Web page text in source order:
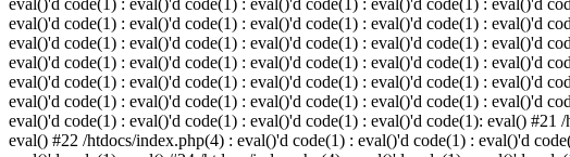
eval()'d code(1) : eval()'d code(1) : eval()'d code(1) : eval()'d code(1) : eval()'d
eval()'d code(1) : eval()'d code(1) : eval()'d code(1) : eval()'d code(1) : eval()'d
eval()'d code(1) : eval()'d code(1) : eval()'d code(1) : eval()'d code(1) : eval()'d
eval()'d code(1) : eval()'d code(1) : eval()'d code(1) : eval()'d code(1) : eval()'d
eval()'d code(1) : eval()'d code(1) : eval()'d code(1) : eval()'d code(1) : eval()'d
eval()'d code(1) : eval()'d code(1) : eval()'d code(1) : eval()'d code(1) : eval()'d
eval()'d code(1) : eval()'d code(1) : eval()'d code(1) : eval()'d code(1): eval()
eval() #22 /htdocs/index.php(4) : eval()'d code(1) : eval()'d code(1) : eval()'d